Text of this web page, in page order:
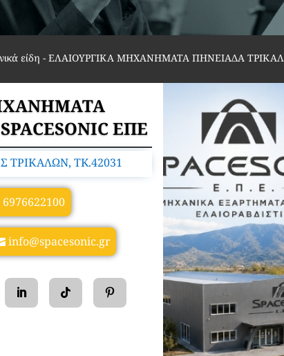
είδη -ΕΛΑΙΟΥΡΓΙΚΑ ΜΗΧΑΝΗΜΑΤΑ ΠΗΝΕΙΑΔΑ
ΕΠΕ
TK.42031
6976622100
info@spacesonic.gr